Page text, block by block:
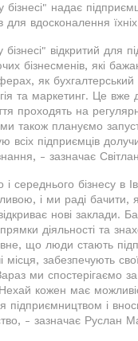
бізнесі" надає
для вдосконалення
відкритий для
бізнесменів, які
як бухгалтерський
та маркетинг. Це вже
проходять на
також плануємо
всіх підприємців
- зазначає
і середнього бізнесу в
і ми раді бачити,
нові заклади.
діяльності та
що люди стають
забезпечують
ми спостерігаємо
кожен має
підприємництвом і
- зазначає Руслан